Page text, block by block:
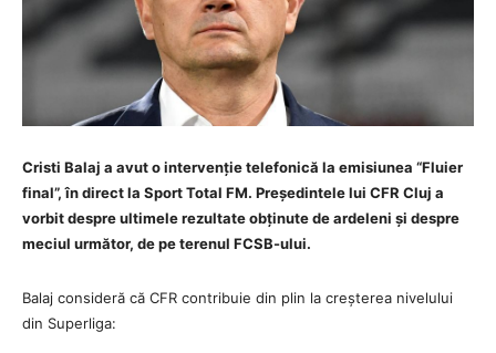
Cristi Balaj a avut o intervenție telefonică la emisiunea “Fluier
final”, în direct la Sport Total FM. Președintele lui CFR Cluj a
vorbit despre ultimele rezultate obținute de ardeleni și despre
meciul următor, de pe terenul FCSB-ului.
Balaj consideră că CFR contribuie din plin la creșterea nivelului
din Superliga: